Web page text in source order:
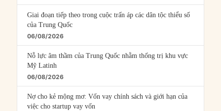
Giai đoạn tiếp theo trong cuộc trấn áp các dân tộc thiểu số
của Trung Quốc
06/08/2026
Nỗ lực âm thầm của Trung Quốc nhằm thống trị khu vực
Mỹ Latinh
06/08/2026
Nợ cho kẻ mộng mơ: Vốn vay chính sách và giới hạn của
việc cho startup vay vốn